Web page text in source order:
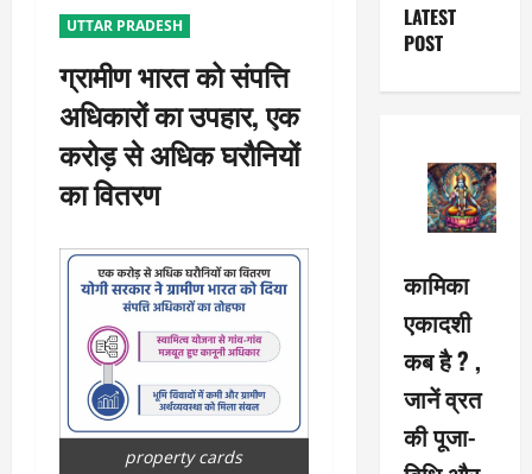
UTTAR PRADESH
ग्रामीण भारत को संपत्ति
अधिकारों का उपहार, एक
करोड़ से अधिक घरौनियों
का वितरण
property cards
LATEST
POST
कामिका
एकादशी
कब है ? ,
जानें व्रत
की पूजा-